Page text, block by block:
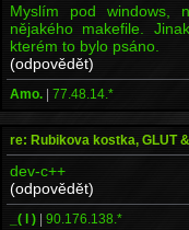
Myslím pod windows,
nějakého makefile.
kterém to bylo psáno.
(odpovědět)
Amo. | 77.48.14.*
re: Rubikova kostka, GLUT
dev-c++
(odpovědět)
_( l ) | 90.176.138.*